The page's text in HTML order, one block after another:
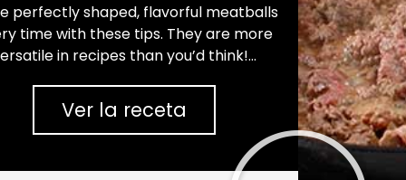
Recetas Carne 101 Nutrición
perfectly shaped, flavorful meatballs
time with these tips. They are more
in recipes than you’d think!…
Ver la receta